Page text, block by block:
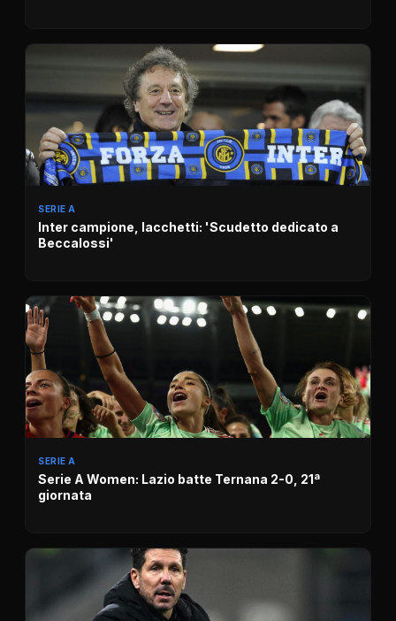
SERIE A
Inter campione, Iacchetti: 'Scudetto dedicato a
Beccalossi'
SERIE A
Serie A Women: Lazio batte Ternana 2-0, 21ª
giornata